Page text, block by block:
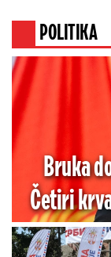
POLITIKA
Bruka
Četiri